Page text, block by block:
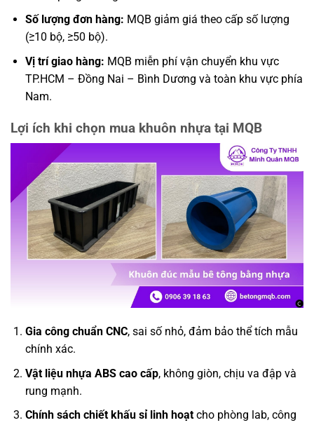
Số lượng đơn hàng: MQB giảm giá theo cấp số lượng
(≥10 bộ, ≥50 bộ).
Vị trí giao hàng: MQB miễn phí vận chuyển khu vực
TP.HCM – Đồng Nai – Bình Dương và toàn khu vực phía
Nam.
Lợi ích khi chọn mua khuôn nhựa tại MQB
Gia công chuẩn CNC, sai số nhỏ, đảm bảo thể tích mẫu
chính xác.
Vật liệu nhựa ABS cao cấp, không giòn, chịu va đập và
rung mạnh.
Chính sách chiết khấu sỉ linh hoạtcho phòng lab, công